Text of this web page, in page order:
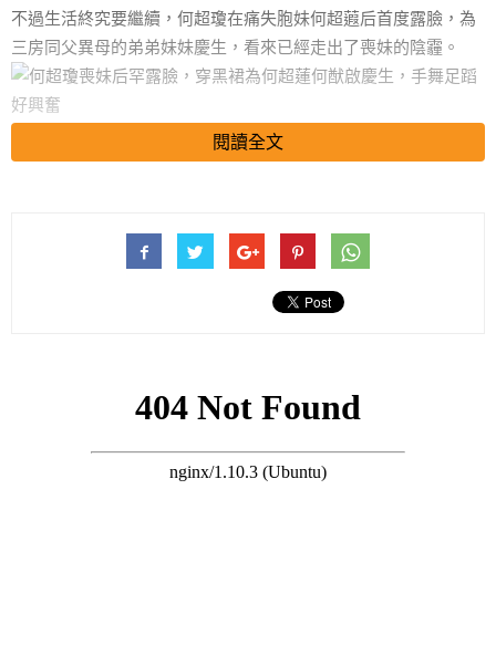
不過生活終究要繼續，何超瓊在痛失胞妹何超蕸后首度露臉，為
三房同父異母的弟弟妹妹慶生，看來已經走出了喪妹的陰霾。
算下來何超瓊至少超過半個月沒有在公開場合露臉，也沒有出席
在現場音樂響起之後，她隨著音樂跳了起來，同時還一邊拍手慶
賀，面帶笑容左瞻右顧地互動，非常開心。
閱讀全文